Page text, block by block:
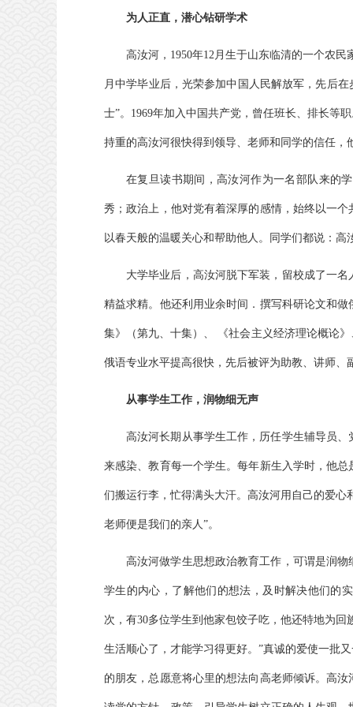
为人正直，潜心钻研学术
高汝河，1950年12月生于山东临清的一个农
月中学毕业后，光荣参加中国人民解放军，先后
士”。1969年加入中国共产党，曾任班长、排长等
持重的高汝河很快得到领导、老师和同学的信任
在复旦读书期间，高汝河作为一名部队来的
秀；政治上，他对党有着深厚的感情，始终以一
以春天般的温暖关心和帮助他人。同学们都说：高
大学毕业后，高汝河脱下军装，留校成了一
精益求精。他还利用业余时间．撰写科研论文和
集》（第九、十集）、 《社会主义经济理论概论
俄语专业水平提高很快，先后被评为助教、讲师、
从事学生工作，润物细无声
高汝河长期从事学生工作，历任学生辅导员
来感染、教育每一个学生。每年新生入学时，他
们搬运行李，忙得满头大汗。高汝河用自己的爱
老师便是我们的亲人”。
高汝河做学生思想政治教育工作，可谓是润
学生的内心，了解他们的想法，及时解决他们的
次，有30多位学生到他家包饺子吃，他还特地为
生活顺心了，才能学习得更好。”真诚的爱使一批
的朋友，总愿意将心里的想法向高老师倾诉。高